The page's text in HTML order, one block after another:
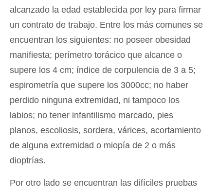
alcanzado la edad establecida por ley para firmar
un contrato de trabajo. Entre los más comunes se
encuentran los siguientes: no poseer obesidad
manifiesta; perímetro torácico que alcance o
supere los 4 cm; índice de corpulencia de 3 a 5;
espirometría que supere los 3000cc; no haber
perdido ninguna extremidad, ni tampoco los
labios; no tener infantilismo marcado, pies
planos, escoliosis, sordera, várices, acortamiento
de alguna extremidad o miopía de 2 o más
dioptrías.
Por otro lado se encuentran las difíciles pruebas